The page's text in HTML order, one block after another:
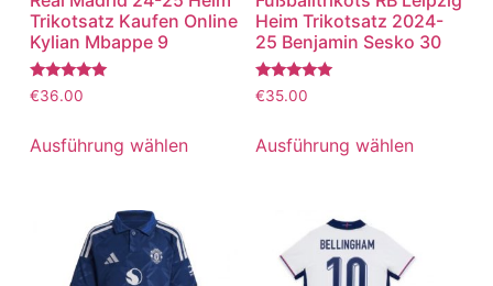
Trikotsatz Kaufen Online
Kylian Mbappe 9
Bewertet
mit
€36.00
Ausführung wählen
Heim Trikotsatz 2024-
25 Benjamin Sesko 30
Bewertet
mit
€35.00
Ausführung wählen